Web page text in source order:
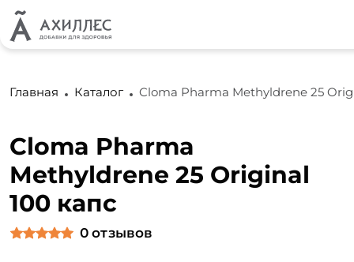
Главная Каталог Cloma Pharma Methyldrene 25
Cloma Pharma
Methyldrene 25 Original
100 капс
0 отзывов